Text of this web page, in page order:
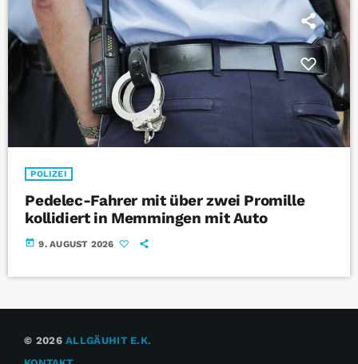
POLIZEI
Pedelec-Fahrer mit über zwei Promille
kollidiert in Memmingen mit Auto
today 9. AUGUST 2026
© 2026ALLGÄUHIT E.K.